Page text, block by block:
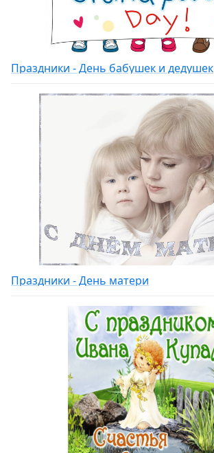
Праздники - День бабушек и дедушек
Праздники - День матери